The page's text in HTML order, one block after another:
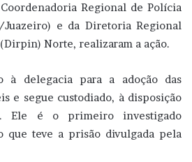
Regional de Polícia
e da Diretoria Regional
Norte, realizaram a ação.
à delegacia para a adoção das
e segue custodiado, à disposição
Ele é o primeiro investigado
que teve a prisão divulgada pela